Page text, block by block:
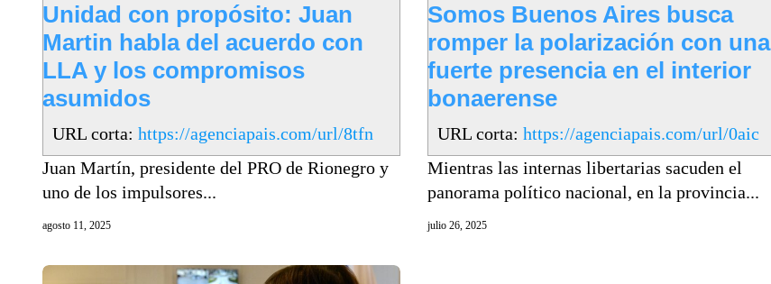
Unidad con propósito: Juan
Martin habla del acuerdo con
LLA y los compromisos
asumidos
URL corta: https://agenciapais.com/url/8tfn
Juan Martín, presidente del PRO de Rionegro y
uno de los impulsores...
agosto 11, 2025
Somos Buenos Aires busca
romper la polarización con una
fuerte presencia en el interior
bonaerense
URL corta: https://agenciapais.com/url/0aic
Mientras las internas libertarias sacuden el
panorama político nacional, en la provincia...
julio 26, 2025